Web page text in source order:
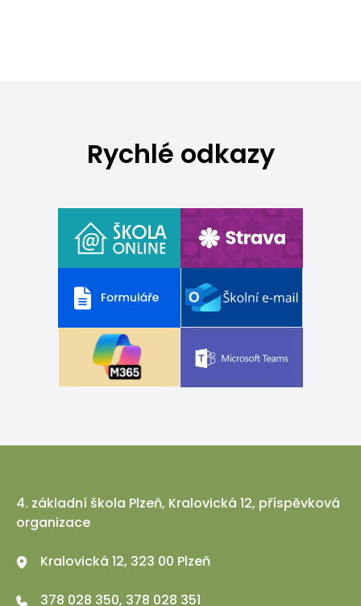
Rychlé odkazy
4. základní škola Plzeň, Kralovická 12, příspěvková
organizace
Kralovická 12, 323 00 Plzeň
378 028 350, 378 028 351